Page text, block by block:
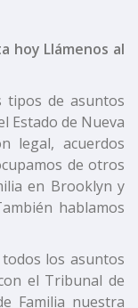
hoy Llámenos al
tipos de asuntos
Estado de Nueva
legal, acuerdos
de otros
en Brooklyn y
hablamos
los asuntos
el Tribunal de
Familia nuestra